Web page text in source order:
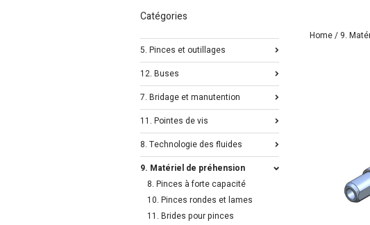
Home/ 9.
Catégories
5. Pinces et outillages
12. Buses
7. Bridage et manutention
11. Pointes de vis
8. Technologie des fluides
9. Matériel de préhension
8. Pinces à forte capacité
10. Pinces rondes et lames
11. Brides pour pinces